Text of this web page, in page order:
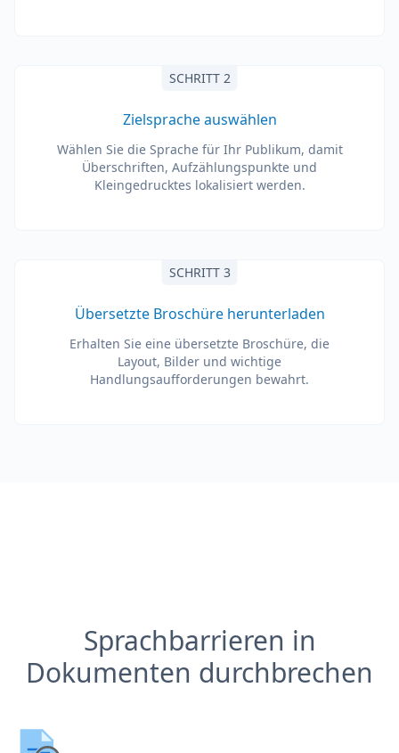
SCHRITT 2
Zielsprache auswählen
Wählen Sie die Sprache für Ihr Publikum, damit
Überschriften, Aufzählungspunkte und
Kleingedrucktes lokalisiert werden.
SCHRITT 3
Übersetzte Broschüre herunterladen
Erhalten Sie eine übersetzte Broschüre, die
Layout, Bilder und wichtige
Handlungsaufforderungen bewahrt.
Sprachbarrieren in
Dokumenten durchbrechen